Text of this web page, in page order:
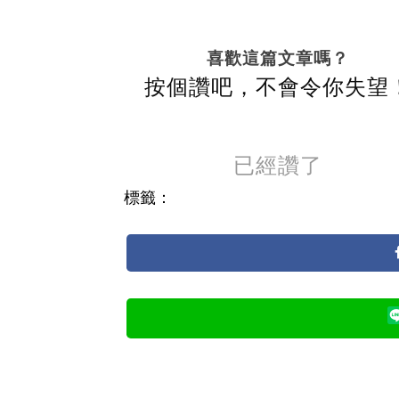
喜歡這篇文章嗎？
按個讚吧，不會令你失望
已經讚了
標籤：